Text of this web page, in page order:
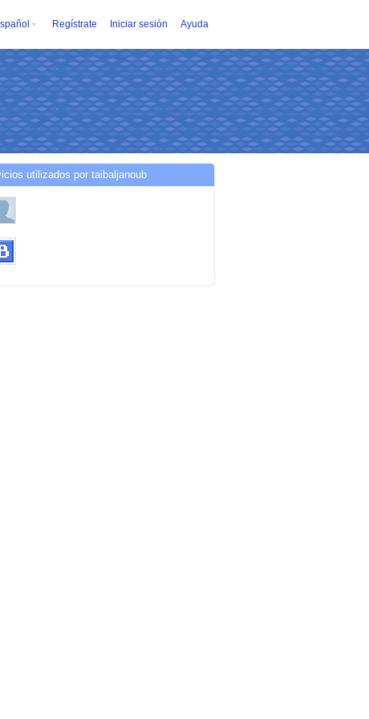
Regístrate Iniciar sesión Ayuda
utilizados por taibaljanoub